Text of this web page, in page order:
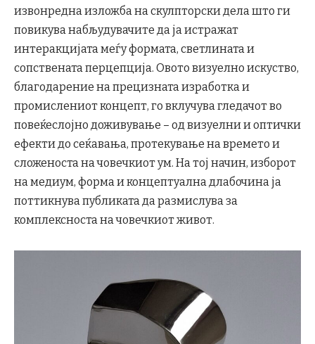
извонредна изложба на скулпторски дела што ги
повикува набљудувачите да ја истражат
интеракцијата меѓу формата, светлината и
сопствената перцепција. Овото визуелно искуство,
благодарение на прецизната изработка и
промислениот концепт, го вклучува гледачот во
повеќеслојно доживување – од визуелни и оптички
ефекти до сеќавања, протекување на времето и
сложеноста на човечкиот ум. На тој начин, изборот
на медиум, форма и концептуална длабочина ја
поттикнува публиката да размислува за
комплексноста на човечкиот живот.